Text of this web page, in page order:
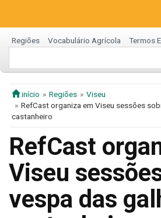
Regiões Vocabulário Agrícola Termos
início Regiões
Viseu
RefCast organiza em Viseu sessões
castanheiro
RefCast
Viseu
vespa das